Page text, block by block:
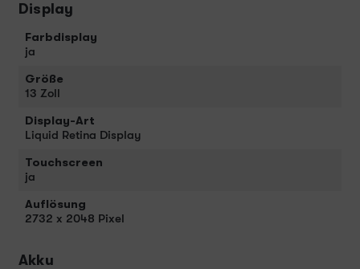
Display
Farbdisplay
ja
Größe
13 Zoll
Display-Art
Liquid Retina Display
Touchscreen
ja
Auflösung
2732 x 2048 Pixel
Akku